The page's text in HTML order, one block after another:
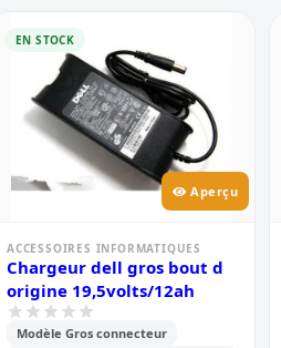
EN STOCK
Aperçu
ACCESSOIRES INFORMATIQUES
Chargeur dell gros bout d
origine 19,5volts/12ah
Modèle Gros connecteur